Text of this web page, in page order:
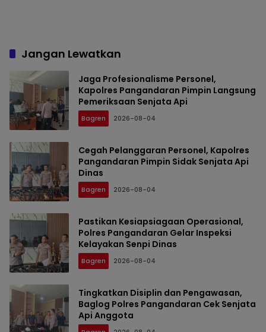
Jangan Lewatkan
Jaga Profesionalisme Personel,
Kapolres Pangandaran Pimpin Langsung
Pemeriksaan Senjata Api
Bagren 2026-08-04
Cegah Pelanggaran Personel, Kapolres
Pangandaran Pimpin Sidak Senjata Api
Dinas
Bagren 2026-08-04
Pastikan Kesiapsiagaan Operasional,
Polres Pangandaran Gelar Inspeksi
Kelayakan Senpi Dinas
Bagren 2026-08-04
Tingkatkan Disiplin dan Pengawasan,
Baglog Polres Pangandaran Cek Senjata
Api Anggota